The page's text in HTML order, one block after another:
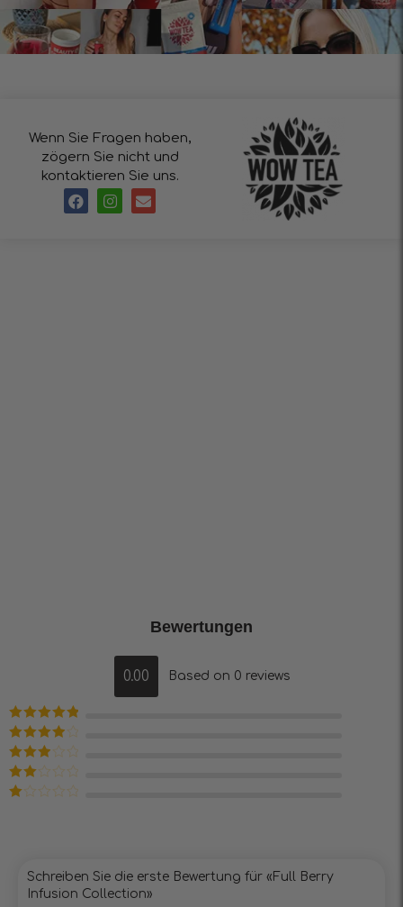
Wenn Sie Fragen haben,
zögern Sie nicht und
kontaktieren Sie uns.
Bewertungen
0.00 Based on 0 reviews
Bewertet mit
5 von 5
Bewertet
mit
5
Bewertet
von 5
Bewertet
Schreiben Sie die erste Bewertung für «Full Berry
Infusion Collection»